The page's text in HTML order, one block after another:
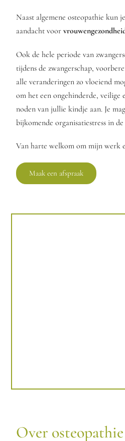
Naast algemene osteopathie kun
aandacht voor
Ook de hele periode van
tijdens de zwangerschap,
alle veranderingen zo vloeiend
om het een ongehinderde,
noden van jullie kindje aan. Je
bijkomende organisatiestress in
Van harte welkom om mijn werk
Maak een afspraak
Over osteopathie